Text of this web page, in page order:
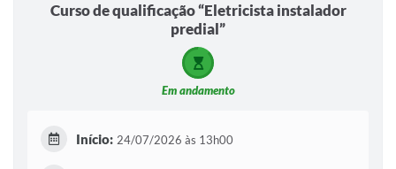
Curso de qualificação “Eletricista instalador
predial”
Em andamento
Início: 24/07/2026 às 13h00